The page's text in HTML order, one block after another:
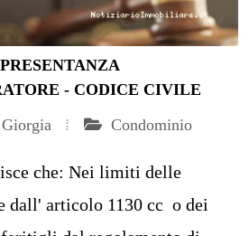
- CODICE CIVILE
Giorgia Condominio
che: Nei limiti delle
dall' articolo 1130 cc o dei